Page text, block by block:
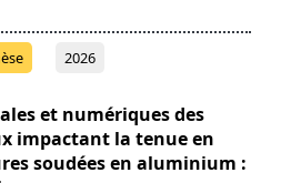
2026
et numériques des
impactant la tenue en
soudées en aluminium :